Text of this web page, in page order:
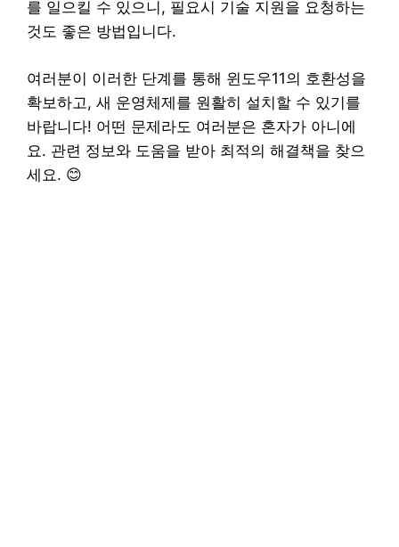
를 일으킬 수 있으니, 필요시 기술 지원을 요청하는
것도 좋은 방법입니다.
여러분이 이러한 단계를 통해 윈도우11의 호환성을
확보하고, 새 운영체제를 원활히 설치할 수 있기를
바랍니다! 어떤 문제라도 여러분은 혼자가 아니에
요. 관련 정보와 도움을 받아 최적의 해결책을 찾으
세요. 😊